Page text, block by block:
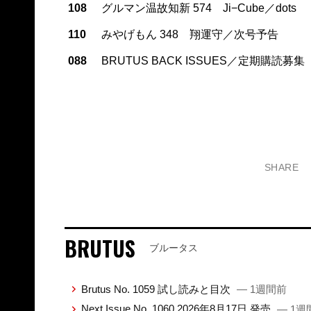
108 グルマン温故知新 574 Ji−Cube／dots
110 みやげもん 348 翔運守／次号予告
088 BRUTUS BACK ISSUES／定期購読募集
SHARE
BRUTUS ブルータス
Brutus No. 1059 試し読みと目次 — 1週間前